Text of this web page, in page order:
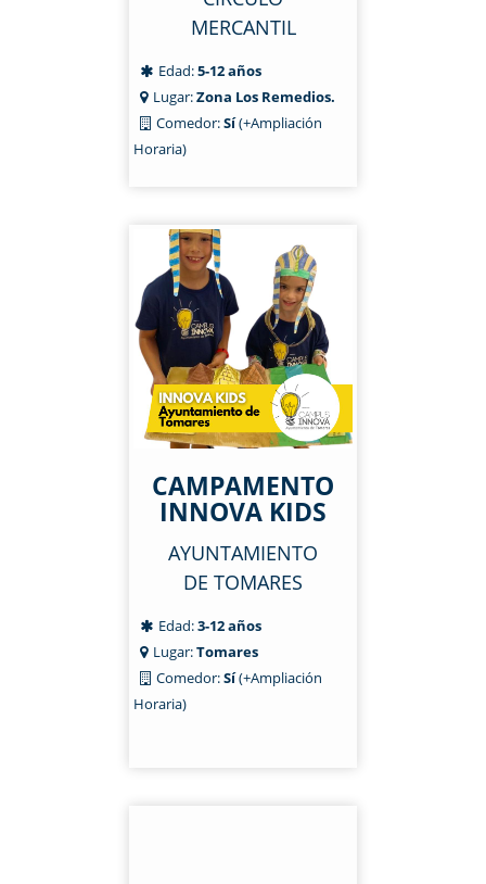
MERCANTIL
Edad:5-12 años
Lugar:Zona Los Remedios.
Comedor:Sí(+Ampliación
Horaria)
CAMPAMENTO
INNOVA KIDS
AYUNTAMIENTO
DE TOMARES
Edad:3-12 años
Lugar:Tomares
Comedor:Sí(+Ampliación
Horaria)